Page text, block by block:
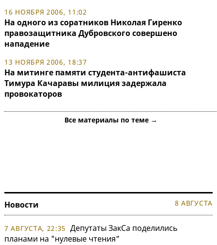
16 НОЯБРЯ 2006, 11:02
На одного из соратников Николая Гиренко
правозащитника Дубровского совершено
нападение
13 НОЯБРЯ 2006, 18:37
На митинге памяти студента-антифашиста
Тимура Качаравы милиция задержала
провокаторов
Все материалы по теме →
Новости 8 АВГУСТА
7 АВГУСТА, 22:35 Депутаты ЗакСа поделились
планами на "нулевые чтения"